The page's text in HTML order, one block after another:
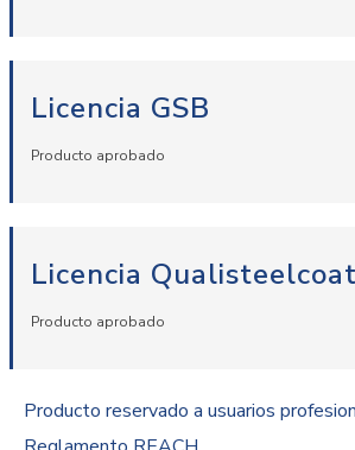
Licencia GSB
Producto aprobado
Licencia Qualisteelcoat
Producto aprobado
Producto reservado a usuarios